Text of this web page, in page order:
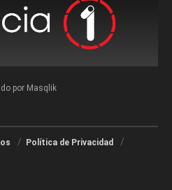
por Masqlik
Política de Privacidad